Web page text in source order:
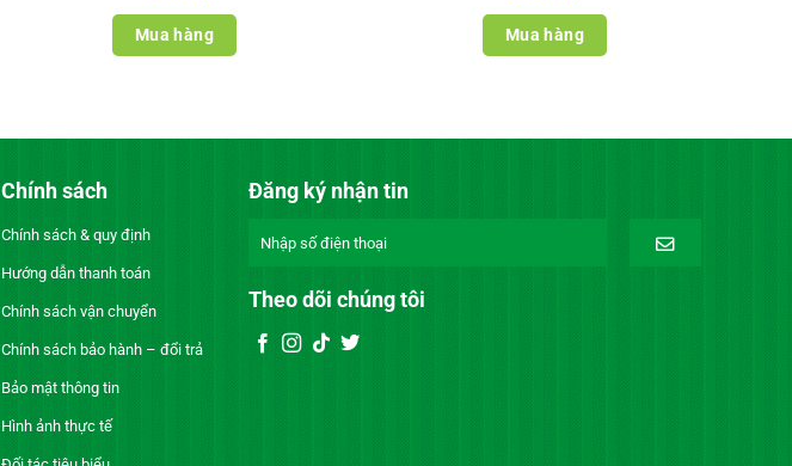
Mua hàng Mua hàng
Chính sách
Chính sách & quy định
Hướng dẫn thanh toán
Chính sách vận chuyển
Chính sách bảo hành – đổi trả
Bảo mật thông tin
Hình ảnh thực tế
Đăng ký nhận tin
Theo dõi chúng tôi